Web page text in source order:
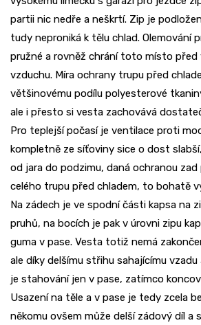
partii nic nedře a neškrtí. Zip je
tudy neproniká k tělu chlad. Olemování
pružné a rovněž chrání toto místo
vzduchu. Míra ochrany trupu před
většinovému podílu polyesterové
ale i přesto si vesta zachovává
Pro teplejší počasí je ventilace proti
kompletně ze síťoviny sice o dost
od jara do podzimu, daná ochranou
celého trupu před chladem, to bohatě
Na zádech je ve spodní části kapsa na
pruhů, na bocích je pak v úrovni zipu
guma v pase. Vesta totiž nemá
ale díky delšímu střihu sahajícímu
je stahování jen v pase, zatímco
Usazení na těle a v pase je tedy zcela
někomu ovšem může delší zádový díl a